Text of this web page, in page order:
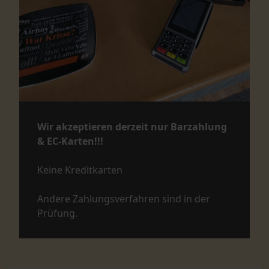
Wir akzeptieren derzeit nur Barzahlung
& EC-Karten!!!
Keine Kreditkarten
Andere Zahlungsverfahren sind in der
Prüfung.